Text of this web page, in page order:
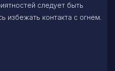
следует быть
избежать контакта с огнем.